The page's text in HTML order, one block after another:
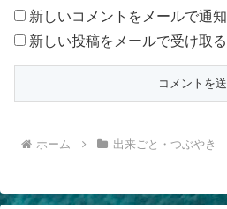
新しいコメントをメールで通知
新しい投稿をメールで受け取る
ホーム 出来ごと・つぶやき